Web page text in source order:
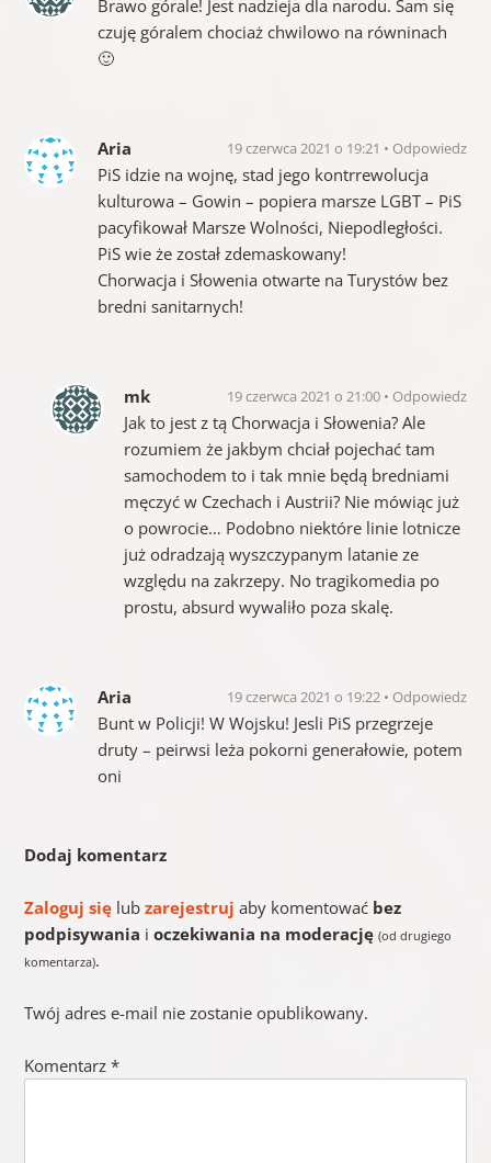
Brawo górale! Jest nadzieja dla narodu. Sam się
czuję góralem chociaż chwilowo na równinach
🙂
Aria 19 czerwca 2021 o 19:21 Odpowiedz
PiS idzie na wojnę, stad jego kontrrewolucja
kulturowa – Gowin – popiera marsze LGBT – PiS
pacyfikował Marsze Wolności, Niepodległości.
PiS wie że został zdemaskowany!
Chorwacja i Słowenia otwarte na Turystów bez
bredni sanitarnych!
mk 19 czerwca 2021 o 21:00 Odpowiedz
Jak to jest z tą Chorwacja i Słowenia? Ale
rozumiem że jakbym chciał pojechać tam
samochodem to i tak mnie będą bredniami
męczyć w Czechach i Austrii? Nie mówiąc już
o powrocie… Podobno niektóre linie lotnicze
już odradzają wyszczypanym latanie ze
względu na zakrzepy. No tragikomedia po
prostu, absurd wywaliło poza skalę.
Aria 19 czerwca 2021 o 19:22 Odpowiedz
Bunt w Policji! W Wojsku! Jesli PiS przegrzeje
druty – peirwsi leża pokorni generałowie, potem
oni
Dodaj komentarz
Zaloguj sięlub zarejestruj aby komentować bez
podpisywania i oczekiwania na moderację (od drugiego
komentarza).
Twój adres e-mail nie zostanie opublikowany.
Komentarz *